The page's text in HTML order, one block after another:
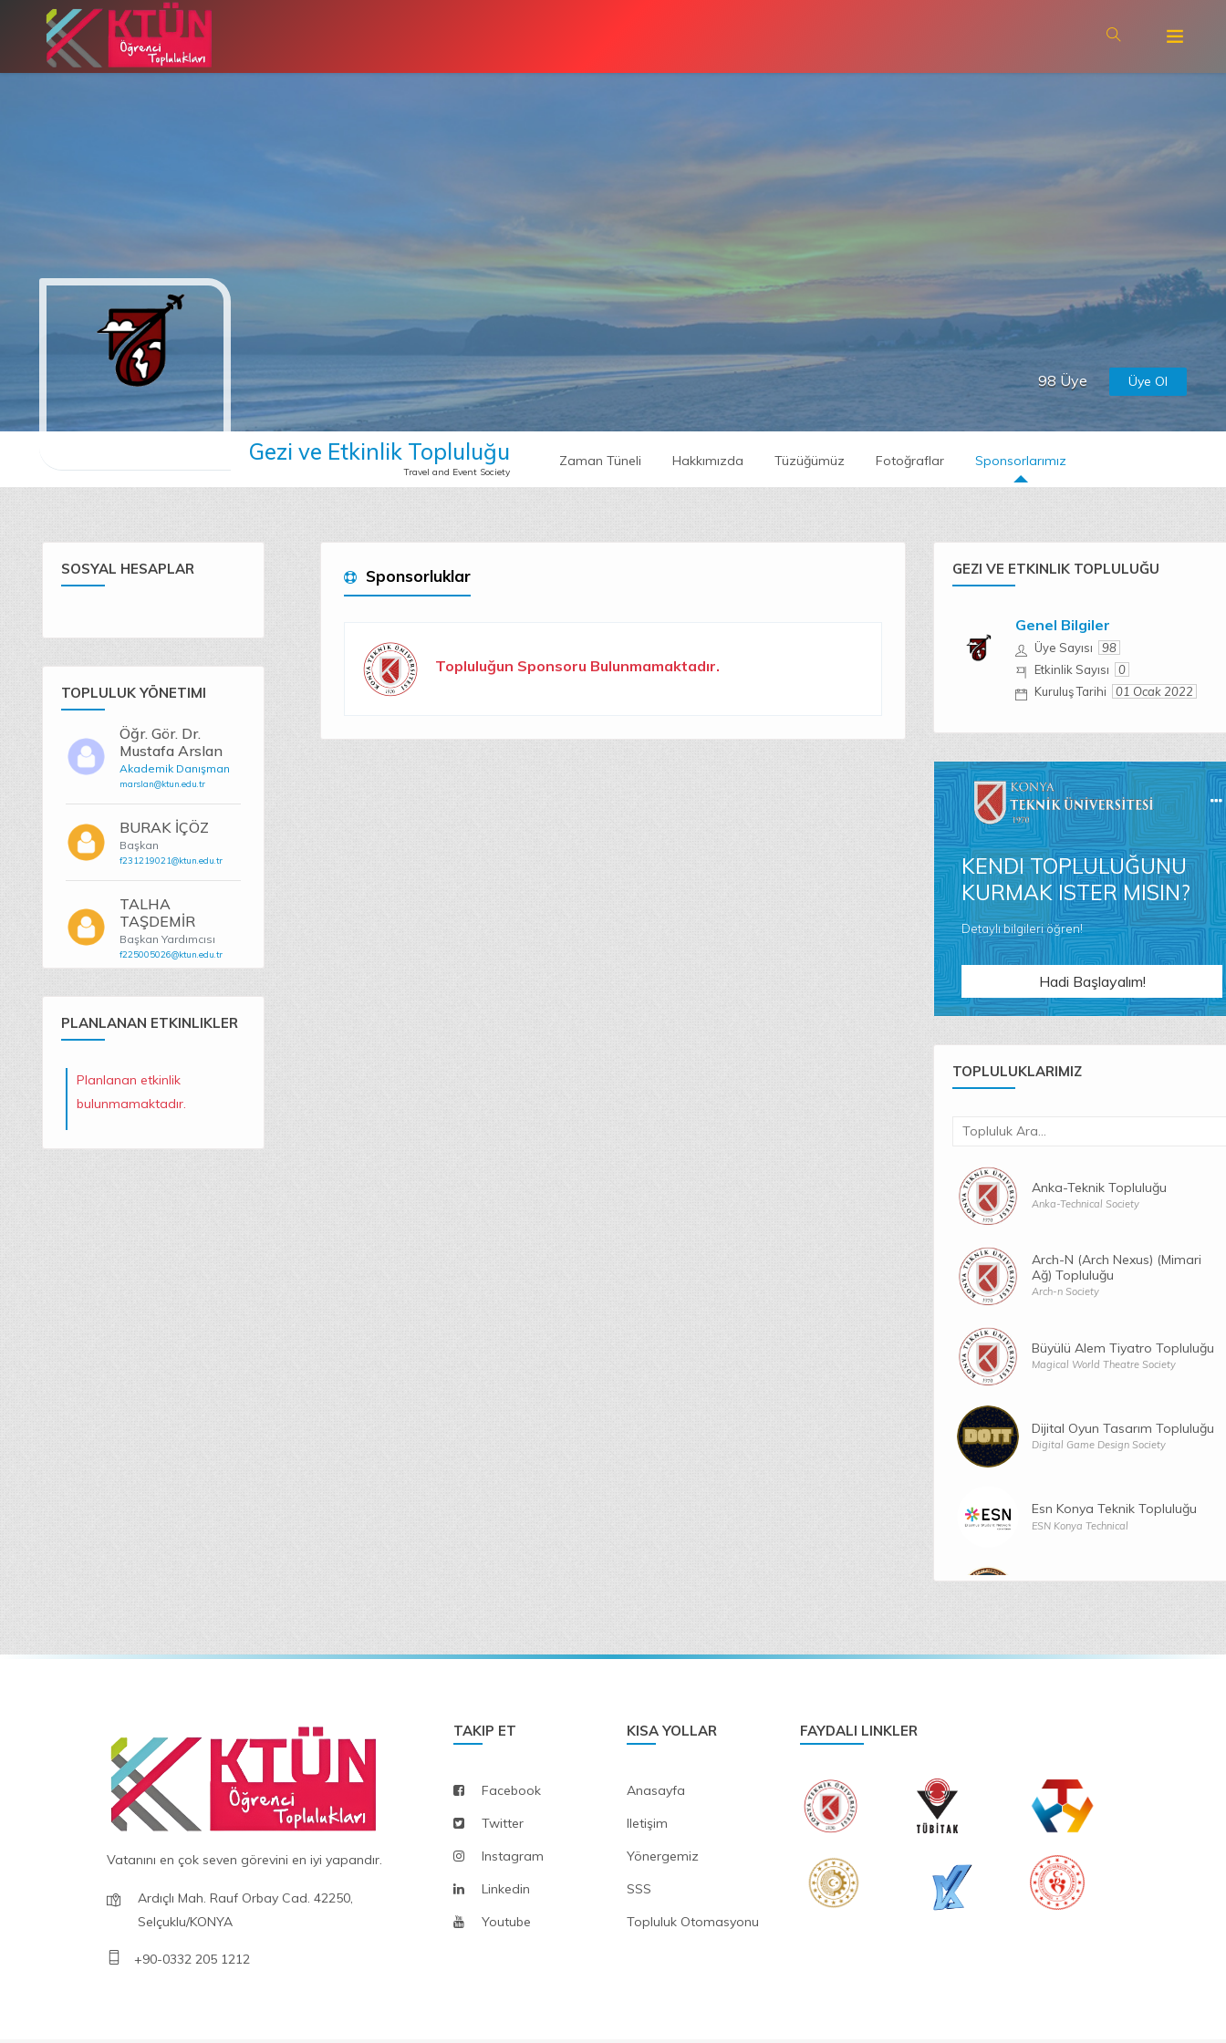
98 Üye Üye Ol
Gezi ve Etkinlik Topluluğu
Travel and Event Society
Zaman Tüneli Hakkımızda Tüzüğümüz Fotoğraflar Sponsorlarımız
SOSYAL HESAPLAR
TOPLULUK YÖNETIMI
Öğr. Gör. Dr.
Mustafa Arslan
Akademik Danışman
marslan@ktun.edu.tr
BURAK İÇÖZ
Başkan
f231219021@ktun.edu.tr
TALHA
TAŞDEMİR
Başkan Yardımcısı
f225005026@ktun.edu.tr
PLANLANAN ETKINLIKLER
Planlanan etkinlik
bulunmamaktadır.
Sponsorluklar
Topluluğun Sponsoru Bulunmamaktadır.
GEZI VE ETKINLIK TOPLULUĞU
Genel Bilgiler
Üye Sayısı
98
Etkinlik Sayısı
0
Kuruluş Tarihi
01 Ocak 2022
KENDI TOPLULUĞUNU
KURMAK ISTER MISIN?
Detaylı bilgileri öğren!
Hadi Başlayalım!
TOPLULUKLARIMIZ
Anka-Teknik Topluluğu
Anka-Technical Society
Arch-N (Arch Nexus) (Mimari
Ağ) Topluluğu
Arch-n Society
Büyülü Alem Tiyatro Topluluğu
Magical World Theatre Society
Dijital Oyun Tasarım Topluluğu
Digital Game Design Society
Esn Konya Teknik Topluluğu
ESN Konya Technical
Gezi Ve Etkinlik Topluluğu
İnovasyon Ve Girişimcilik
Topluluğu
Vatanını en çok seven görevini en iyi yapandır.
Ardıçlı Mah. Rauf Orbay Cad. 42250,
Selçuklu/KONYA
+90-0332 205 1212
TAKIP ET
Facebook
Twitter
Instagram
Linkedin
Youtube
KISA YOLLAR
Anasayfa
Iletişim
Yönergemiz
SSS
Topluluk Otomasyonu
FAYDALI LINKLER